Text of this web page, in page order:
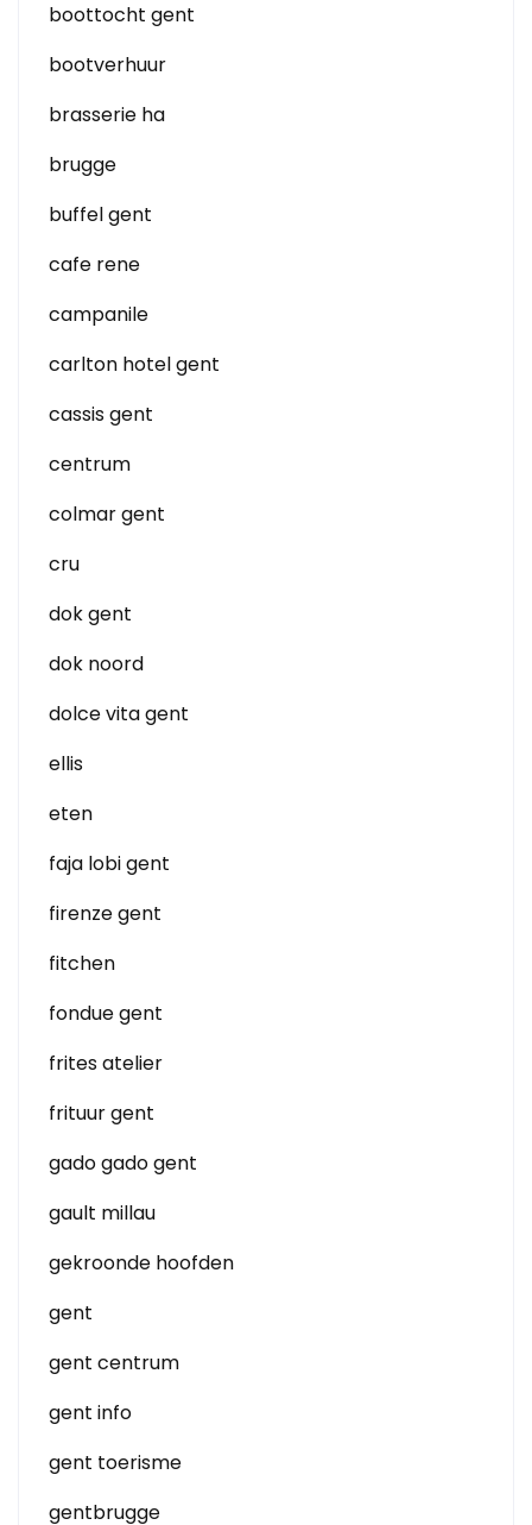
boottocht gent
bootverhuur
brasserie ha
brugge
buffel gent
cafe rene
campanile
carlton hotel gent
cassis gent
centrum
colmar gent
cru
dok gent
dok noord
dolce vita gent
ellis
eten
faja lobi gent
firenze gent
fitchen
fondue gent
frites atelier
frituur gent
gado gado gent
gault millau
gekroonde hoofden
gent
gent centrum
gent info
gent toerisme
gentbrugge